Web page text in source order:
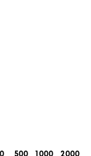
500 1000 2000